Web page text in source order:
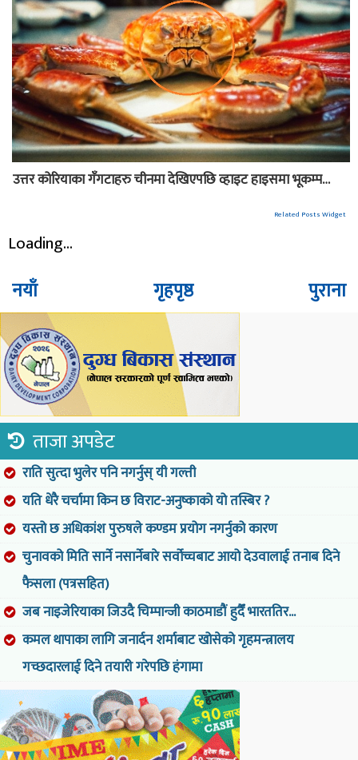
उत्तर कोरियाका गँगटाहरु चीनमा देखिएपछि व्हाइट हाइसमा भूकम्प…
Related Posts Widget
Loading...
नयाँ पुराना
गृहपृष्ठ
ताजा अपडेट
राति सुत्दा भुलेर पनि नगर्नुस् यी गल्ती
यति धेरै चर्चामा किन छ विराट-अनुष्काको यो तस्बिर ?
यस्तो छ अधिकांश पुरुषले कण्डम प्रयोग नगर्नुको कारण
चुनावको मिति सार्ने नसार्नेबारे सर्वोच्चबाट आयो देउवालाई तनाब दिने
फैसला (पत्रसहित)
जब नाइजेरियाका जिउदै चिम्पान्जी काठमाडौं हुदैँ भारततिर...
कमल थापाका लागि जनार्दन शर्माबाट खोसेको गृहमन्त्रालय
गच्छदारलाई दिने तयारी गरेपछि हंगामा